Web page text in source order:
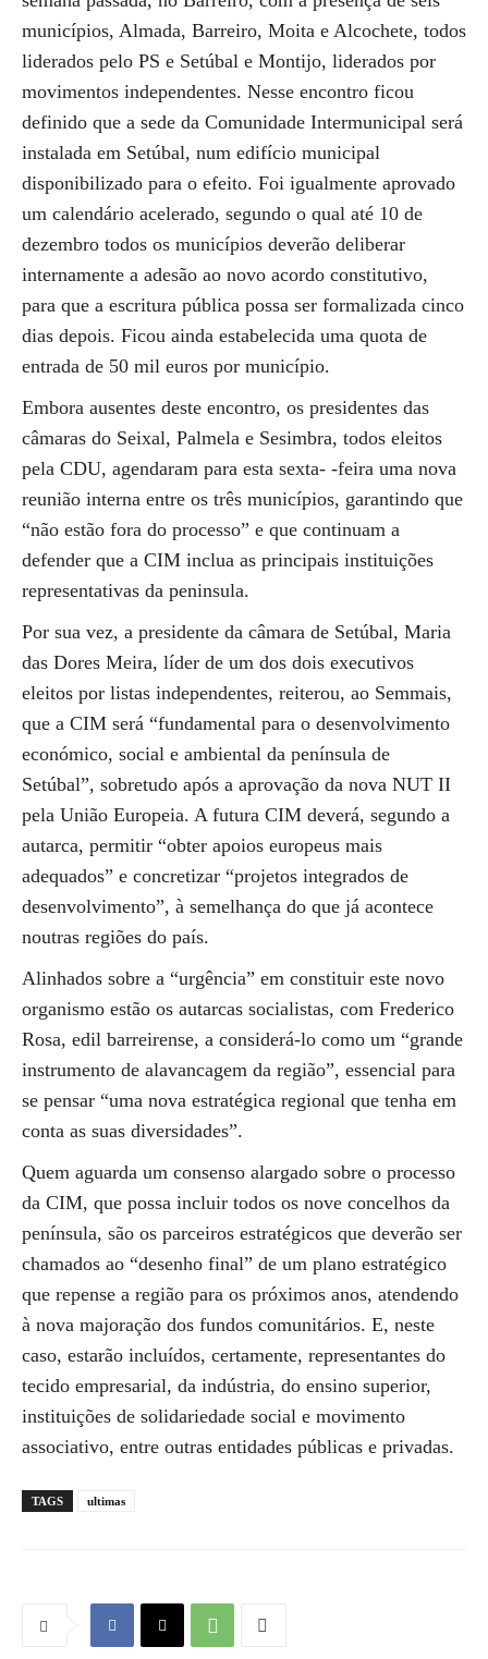
municípios, Almada, Barreiro, Moita e Alcochete, todos
liderados pelo PS e Setúbal e Montijo, liderados por
movimentos independentes. Nesse encontro ficou
definido que a sede da Comunidade Intermunicipal será
instalada em Setúbal, num edifício municipal
disponibilizado para o efeito. Foi igualmente aprovado
um calendário acelerado, segundo o qual até 10 de
dezembro todos os municípios deverão deliberar
internamente a adesão ao novo acordo constitutivo,
para que a escritura pública possa ser formalizada cinco
dias depois. Ficou ainda estabelecida uma quota de
entrada de 50 mil euros por município.
Embora ausentes deste encontro, os presidentes das
câmaras do Seixal, Palmela e Sesimbra, todos eleitos
pela CDU, agendaram para esta sexta- -feira uma nova
reunião interna entre os três municípios, garantindo que
“não estão fora do processo” e que continuam a
defender que a CIM inclua as principais instituições
representativas da peninsula.
Por sua vez, a presidente da câmara de Setúbal, Maria
das Dores Meira, líder de um dos dois executivos
eleitos por listas independentes, reiterou, ao Semmais,
que a CIM será “fundamental para o desenvolvimento
económico, social e ambiental da península de
Setúbal”, sobretudo após a aprovação da nova NUT II
pela União Europeia. A futura CIM deverá, segundo a
autarca, permitir “obter apoios europeus mais
adequados” e concretizar “projetos integrados de
desenvolvimento”, à semelhança do que já acontece
noutras regiões do país.
Alinhados sobre a “urgência” em constituir este novo
organismo estão os autarcas socialistas, com Frederico
Rosa, edil barreirense, a considerá-lo como um “grande
instrumento de alavancagem da região”, essencial para
se pensar “uma nova estratégica regional que tenha em
conta as suas diversidades”.
Quem aguarda um consenso alargado sobre o processo
da CIM, que possa incluir todos os nove concelhos da
península, são os parceiros estratégicos que deverão ser
chamados ao “desenho final” de um plano estratégico
que repense a região para os próximos anos, atendendo
à nova majoração dos fundos comunitários. E, neste
caso, estarão incluídos, certamente, representantes do
tecido empresarial, da indústria, do ensino superior,
instituições de solidariedade social e movimento
associativo, entre outras entidades públicas e privadas.
TAGS ultimas